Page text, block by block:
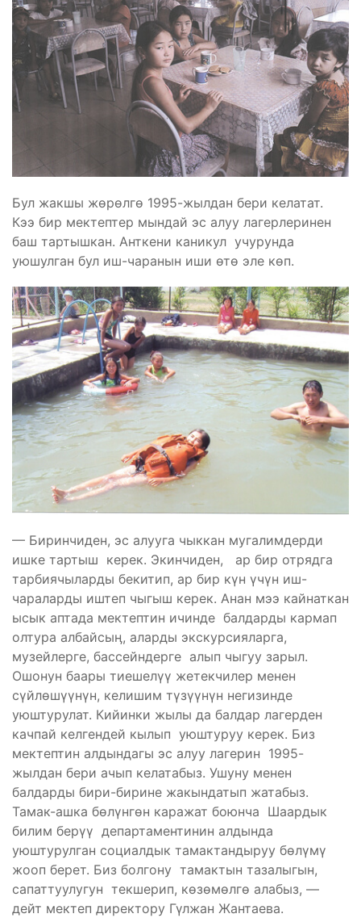
Бул жакшы жөрөлгө 1995-жылдан бери келатат.
Кээ бир мектептер мындай эс алуу лагерлеринен
баш тартышкан. Анткени каникул учурунда
уюшулган бул иш-чаранын иши өтө эле көп.
— Биринчиден, эс алууга чыккан мугалимдерди
ишке тартыш керек. Экинчиден, ар бир отрядга
тарбиячыларды бекитип, ар бир күн үчүн иш-
чараларды иштеп чыгыш керек. Анан мээ кайнаткан
ысык аптада мектептин ичинде балдарды кармап
олтура албайсыӊ, аларды экскурсияларга,
музейлерге, бассейндерге алып чыгуу зарыл.
Ошонун баары тиешелүү жетекчилер менен
сүйлөшүүнүн, келишим түзүүнүн негизинде
уюштурулат. Кийинки жылы да балдар лагерден
качпай келгендей кылып уюштуруу керек. Биз
мектептин алдындагы эс алуу лагерин 1995-
жылдан бери ачып келатабыз. Ушуну менен
балдарды бири-бирине жакындатып жатабыз.
Тамак-ашка бөлүнгөн каражат боюнча Шаардык
билим берүү департаментинин алдында
уюштурулган социалдык тамактандыруу бөлүмү
жооп берет. Биз болгону тамактын тазалыгын,
сапаттуулугун текшерип, көзөмөлгө алабыз, —
дейт мектеп директору Гүлжан Жантаева.